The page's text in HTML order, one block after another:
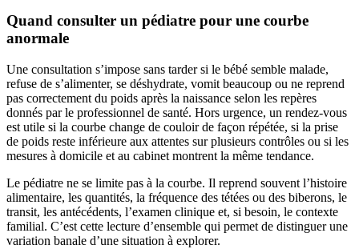
Quand consulter un pédiatre pour une courbe
anormale
Une consultation s’impose sans tarder si le bébé semble malade,
refuse de s’alimenter, se déshydrate, vomit beaucoup ou ne reprend
pas correctement du poids après la naissance selon les repères
donnés par le professionnel de santé. Hors urgence, un rendez-vous
est utile si la courbe change de couloir de façon répétée, si la prise
de poids reste inférieure aux attentes sur plusieurs contrôles ou si les
mesures à domicile et au cabinet montrent la même tendance.
Le pédiatre ne se limite pas à la courbe. Il reprend souvent l’histoire
alimentaire, les quantités, la fréquence des tétées ou des biberons, le
transit, les antécédents, l’examen clinique et, si besoin, le contexte
familial. C’est cette lecture d’ensemble qui permet de distinguer une
variation banale d’une situation à explorer.